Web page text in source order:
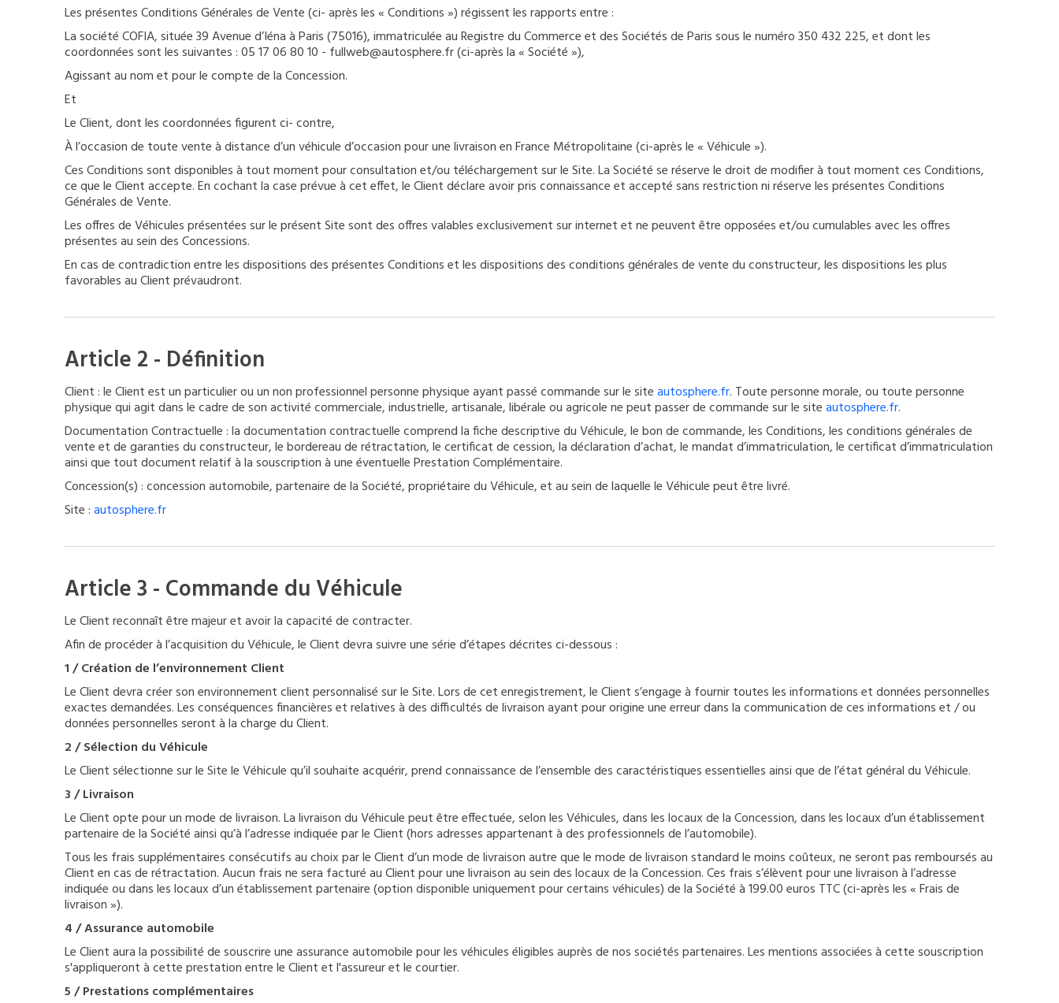
Les présentes Conditions Générales de Vente (ci- après les « Conditions ») régissent les rapports entre :
La société COFIA, située 39 Avenue d’Iéna à Paris (75016), immatriculée au Registre du Commerce et des Sociétés de Paris sous le numéro 350 432 225, et dont les
coordonnées sont les suivantes :05 17 06 80 10 - fullweb@autosphere.fr (ci-après la « Société »),
Agissant au nom et pour le compte de la Concession.
Et
Le Client, dont les coordonnées figurent ci- contre,
À l’occasion de toute vente à distance d’un véhicule d’occasion pour une livraison en France Métropolitaine (ci-après le « Véhicule »).
Ces Conditions sont disponibles à tout moment pour consultation et/ou téléchargement sur le Site. La Société se réserve le droit de modifier à tout moment ces Conditions,
ce que le Client accepte. En cochant la case prévue à cet effet, le Client déclare avoir pris connaissance et accepté sans restriction ni réserve les présentes Conditions
Générales de Vente.
Les offres de Véhicules présentées sur le présent Site sont des offres valables exclusivement sur internet et ne peuvent être opposées et/ou cumulables avec les offres
présentes au sein des Concessions.
En cas de contradiction entre les dispositions des présentes Conditions et les dispositions des conditions générales de vente du constructeur, les dispositions les plus
favorables au Client prévaudront.
Article 2 - Définition
Client : le Client est un particulier ou un non professionnel personne physique ayant passé commande sur le siteautosphere.fr. Toute personne morale, ou toute personne
physique qui agit dans le cadre de son activité commerciale, industrielle, artisanale, libérale ou agricole ne peut passer de commande sur le siteautosphere.fr.
Documentation Contractuelle : la documentation contractuelle comprend la fiche descriptive du Véhicule, le bon de commande, les Conditions, les conditions générales de
vente et de garanties du constructeur, le bordereau de rétractation, le certificat de cession, la déclaration d’achat, le mandat d’immatriculation, le certificat d’immatriculation
ainsi que tout document relatif à la souscription à une éventuelle Prestation Complémentaire.
Concession(s) : concession automobile, partenaire de la Société, propriétaire du Véhicule, et au sein de laquelle le Véhicule peut être livré.
Site :autosphere.fr
Article 3 - Commande du Véhicule
Le Client reconnaît être majeur et avoir la capacité de contracter.
Afin de procéder à l’acquisition du Véhicule, le Client devra suivre une série d’étapes décrites ci-dessous :
1 / Création de l’environnement Client
Le Client devra créer son environnement client personnalisé sur le Site. Lors de cet enregistrement, le Client s’engage à fournir toutes les informations et données personnelles
exactes demandées. Les conséquences financières et relatives à des difficultés de livraison ayant pour origine une erreur dans la communication de ces informations et / ou
données personnelles seront à la charge du Client.
2 / Sélection du Véhicule
Le Client sélectionne sur le Site le Véhicule qu’il souhaite acquérir, prend connaissance de l’ensemble des caractéristiques essentielles ainsi que de l’état général du Véhicule.
3 / Livraison
Le Client opte pour un mode de livraison. La livraison du Véhicule peut être effectuée, selon les Véhicules, dans les locaux de la Concession, dans les locaux d’un établissement
partenaire de la Société ainsi qu’à l’adresse indiquée par le Client (hors adresses appartenant à des professionnels de l’automobile).
Tous les frais supplémentaires consécutifs au choix par le Client d’un mode de livraison autre que le mode de livraison standard le moins coûteux, ne seront pas remboursés au
Client en cas de rétractation. Aucun frais ne sera facturé au Client pour une livraison au sein des locaux de la Concession. Ces frais s’élèvent pour une livraison à l’adresse
indiquée ou dans les locaux d’un établissement partenaire (option disponible uniquement pour certains véhicules) de la Société à 199.00 euros TTC (ci-après les « Frais de
livraison »).
4 / Assurance automobile
Le Client aura la possibilité de souscrire une assurance automobile pour les véhicules éligibles auprès de nos sociétés partenaires. Les mentions associées à cette souscription
s'appliqueront à cette prestation entre le Client et l'assureur et le courtier.
5 / Prestations complémentaires